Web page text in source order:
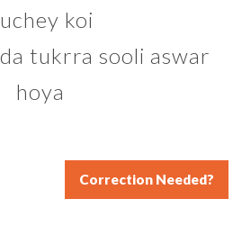
koi
tukrra sooli aswar
hoya
Correction Needed?